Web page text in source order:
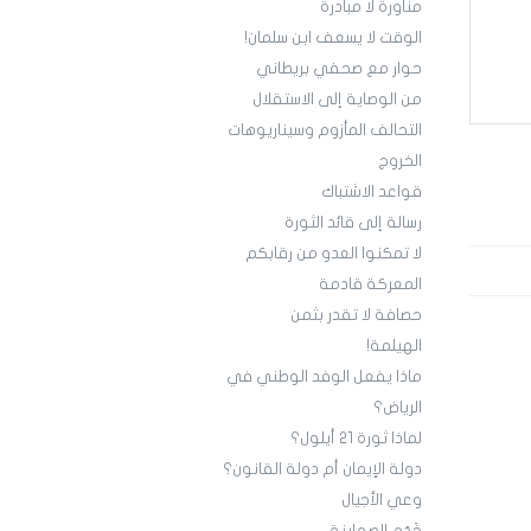
مناورة لا مبادرة
الوقت لا يسعف ابن سلمان!
حوار مع صحفي بريطاني
من الوصاية إلى الاستقلال
التحالف المأزوم وسيناريوهات
الخروج
قواعد الاشتباك
رسالة إلى قائد الثورة
لا تمكنوا العدو من رقابكم
المعركة قادمة
حصافة لا تقدر بثمن
الهيلمة!
ماذا يفعل الوفد الوطني في
الرياض؟
‏لماذا ثورة 21 أيلول؟
دولة الإيمان أم دولة القانون؟
وعي الأجيال